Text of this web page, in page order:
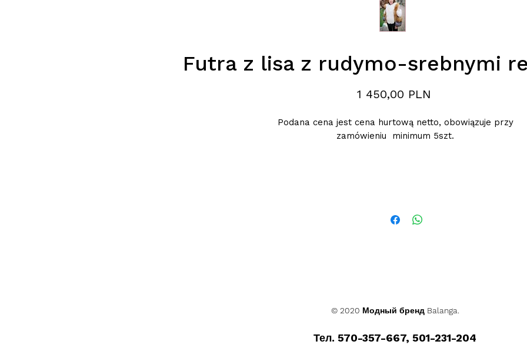
Futra z lisa z rudymo-srebnymi
1 450,00 PLN
Podana cena jest cena hurtową netto, obowiązuje przy
zamówieniu minimum 5szt.
© 2020 Модный бренд Balanga.
Тел. 570-357-667, 501-231-204